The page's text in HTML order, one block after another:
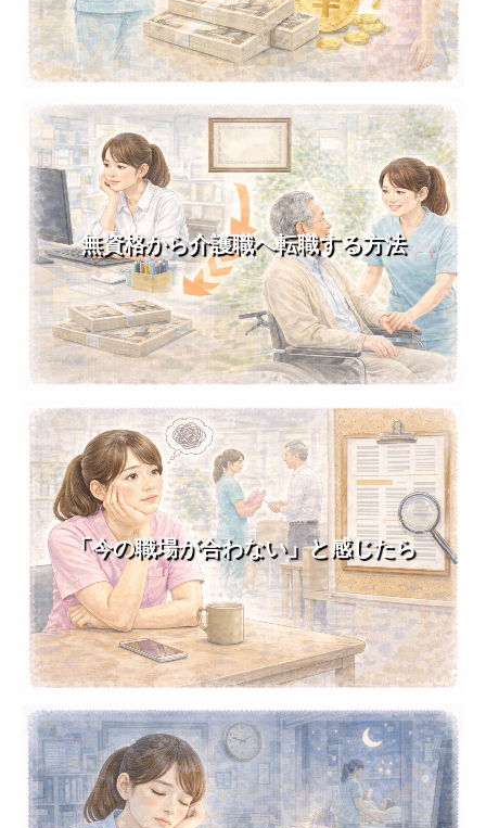
無資格から介護職へ転職する方法
「今の職場が合わない」と感じたら